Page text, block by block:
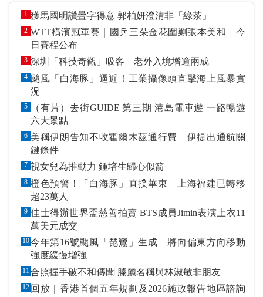
1 獲馬國明讚疊字得意 郭柏妍澄清非「綠茶」
2 WTT橫濱冠軍賽｜國乒三朵金花圍剿張本美和 今
日賽程公布
3 深圳「科技奇觀」吸客 老外入境增逾兩成
4 颱風「白海豚」逼近！工業攝像頭直擊海上風暴實
況
5
（有片）去街GUIDE 第三期 港島電車遊 一路暢遊
六大景點
6 美稱伊朗告知不收霍爾木茲通行費 伊提出通航關
鍵條件
7 視女兒為推動力 鍾培生歸心似箭
8 橙色預警！「白海豚」直撲華東 上海福建已轉移
超23萬人
9 佳士得辦世界盃慈善拍賣 BTS成員Jimin表演上衣11
萬美元成交
10今年第16號颱風「琵鷺」生成 將向偏東方向移動
強度緩慢增強
11 合照握手破不和傳聞 滕麗名稱與林淑敏非朋友
12 回放｜香港首個五年規劃及2026施政報告地區諮詢